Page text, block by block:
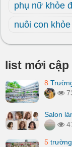
phụ nữ khỏe
nuôi con khỏe
list mới cập
8
Salon
5